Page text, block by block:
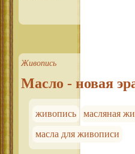
Живопись
Масло - новая
живопись
масляная
масла для живописи